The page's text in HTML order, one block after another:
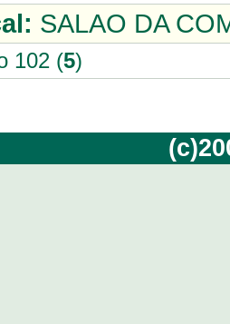
SALAO DA
102 (5)